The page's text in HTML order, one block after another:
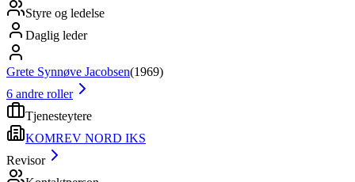
Styre og ledelse
Daglig leder
Grete Synnøve Jacobsen(1969)
6 andre roller
Tjenesteytere
KOMREV NORD IKS
Revisor